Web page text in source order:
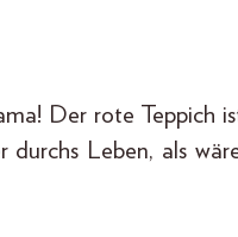
Der rote Teppich
Leben, als